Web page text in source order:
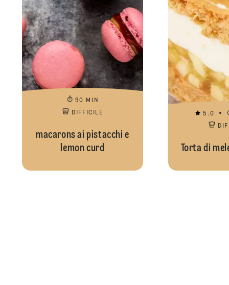
90 MIN
DIFFICILE
macarons ai pistacchi e
lemon curd
5.0
Torta di